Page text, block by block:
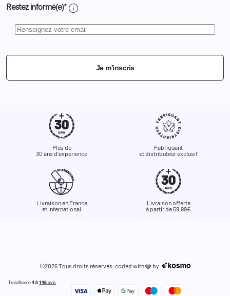
Restez informé(e)* info
Je m'inscris
Plus de
30 ans d'expérience
Fabriquant
et distributeur exclusif
Livraison en France
et international
Livraison offerte
à partir de 59,99€
©2026 Tous droits réservés. coded with🩶 by